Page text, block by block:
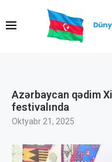
Azərbaycan qədim
festivalında
Oktyabr 21, 2025